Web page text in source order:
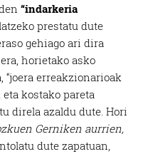
“indarkeria
prestatu dute
gehiago ari dira
horietako asko
“joera erreakzionarioak
kostako pareta
direla azaldu dute. Hori
Gerniken aurrien,
dute zapatuan,